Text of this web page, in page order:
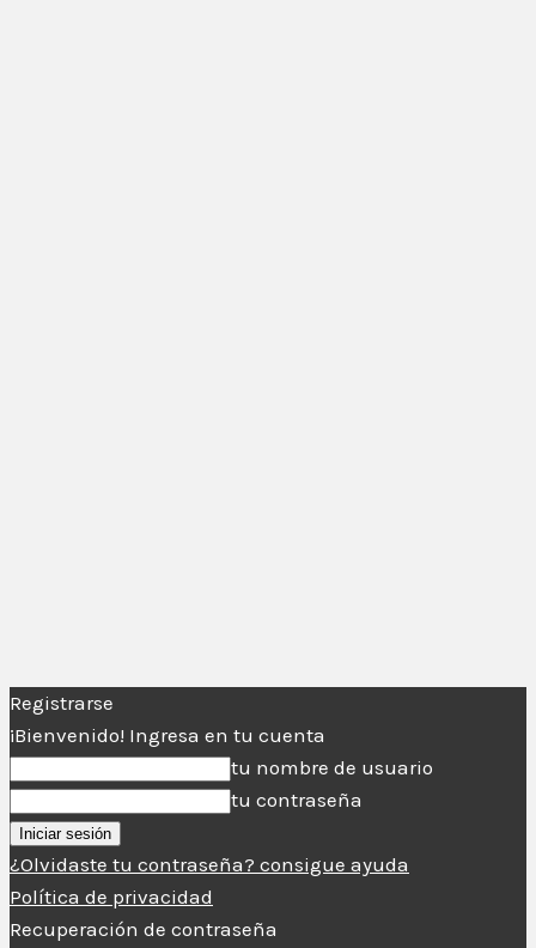
Registrarse
¡Bienvenido! Ingresa en tu cuenta
tu nombre de usuario
tu contraseña
¿Olvidaste tu contraseña? consigue ayuda
Política de privacidad
Recuperación de contraseña